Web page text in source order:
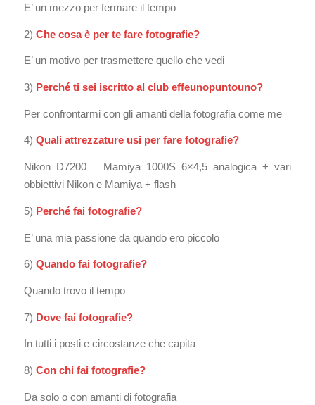
E’ un mezzo per fermare il tempo
2) Che cosa è per te fare fotografie?
E’ un motivo per trasmettere quello che vedi
3) Perché ti sei iscritto al club effeunopuntouno?
Per confrontarmi con gli amanti della fotografia come me
4) Quali attrezzature usi per fare fotografie?
Nikon D7200 Mamiya 1000S 6×4,5 analogica + vari
obbiettivi Nikon e Mamiya + flash
5) Perché fai fotografie?
E’ una mia passione da quando ero piccolo
6) Quando fai fotografie?
Quando trovo il tempo
7) Dove fai fotografie?
In tutti i posti e circostanze che capita
8) Con chi fai fotografie?
Da solo o con amanti di fotografia